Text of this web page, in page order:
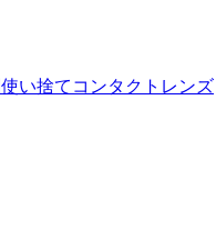
い捨てコンタクトレンズ